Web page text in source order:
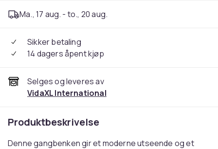
Ma., 17 aug. - to., 20 aug.
Sikker betaling
14 dagers åpent kjøp
Selges og leveres av
VidaXL International
Produktbeskrivelse
Denne gangbenken gir et moderne utseende og et